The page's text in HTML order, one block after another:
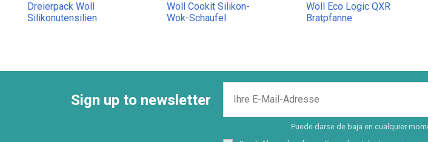
Dreierpack Woll
Silikonutensilien
Woll Cookit Silikon-
Wok-Schaufel
Woll Eco Logic QXR
Bratpfanne
Sign up to newsletter
Puede darse de baja en cualquier